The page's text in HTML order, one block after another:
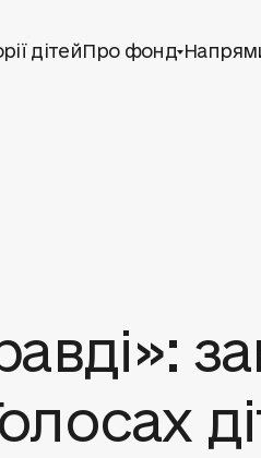
дітейПро фонд